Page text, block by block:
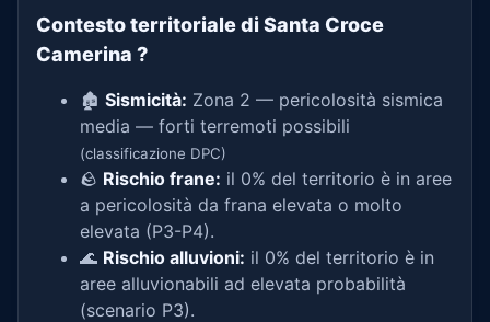
Contesto territoriale di Santa Croce
Camerina ?
🏚️ Sismicità: Zona 2 — pericolosità sismica
media — forti terremoti possibili
(classificazione DPC)
🪨 Rischio frane: il 0% del territorio è in aree
a pericolosità da frana elevata o molto
elevata (P3-P4).
🌊 Rischio alluvioni: il 0% del territorio è in
aree alluvionabili ad elevata probabilità
(scenario P3).